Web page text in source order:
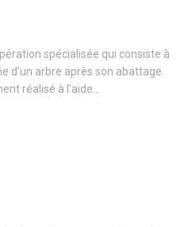
spécialisée qui consiste à
d’un arbre après son abattage.
réalisé à l’aide…